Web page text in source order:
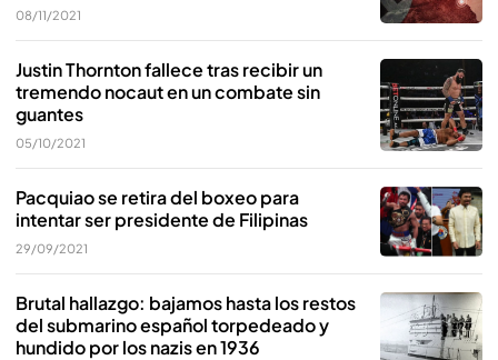
08/11/2021
Justin Thornton fallece tras recibir un
tremendo nocaut en un combate sin
guantes
05/10/2021
Pacquiao se retira del boxeo para
intentar ser presidente de Filipinas
29/09/2021
Brutal hallazgo: bajamos hasta los restos
del submarino español torpedeado y
hundido por los nazis en 1936